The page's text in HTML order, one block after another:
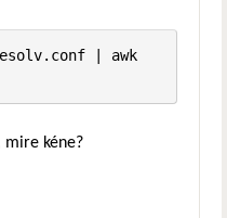
| awk
mire kéne?